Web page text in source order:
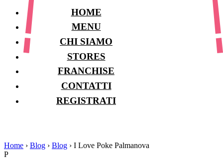
HOME
MENU
CHI SIAMO
STORES
FRANCHISE
CONTATTI
REGISTRATI
Home › Blog › Blog › I Love Poke Palmanova
P